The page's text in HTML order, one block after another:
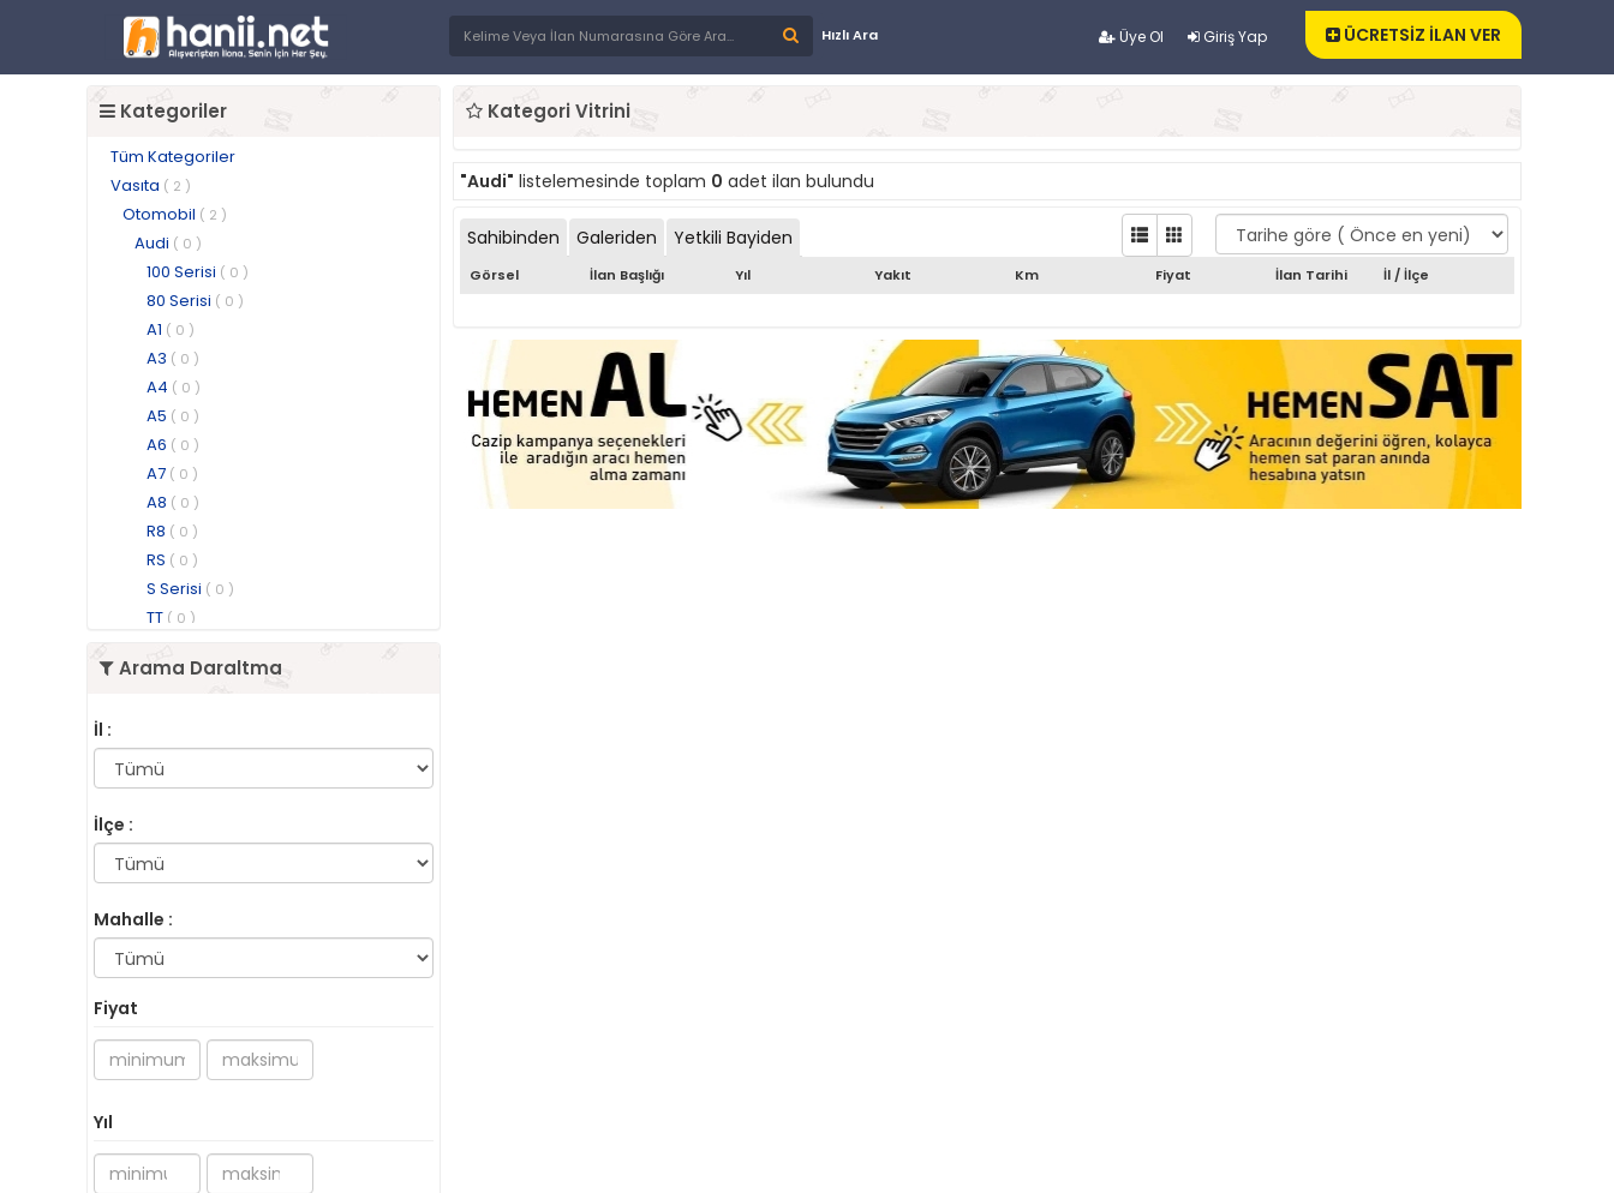
Üye Ol Giriş Yap
Hızlı Ara ÜCRETSİZ İLAN VER
Kategoriler
Tüm Kategoriler
Vasıta ( 2 )
Otomobil ( 2 )
Audi ( 0 )
100 Serisi ( 0 )
80 Serisi ( 0 )
A1 ( 0 )
A3 ( 0 )
A4 ( 0 )
A5 ( 0 )
A6 ( 0 )
A7 ( 0 )
A8 ( 0 )
R8 ( 0 )
RS ( 0 )
S Serisi ( 0 )
TT ( 0 )
Arama Daraltma
İl :
İlçe :
Mahalle :
Fiyat
Yıl
Kategori Vitrini
"Audi" listelemesinde toplam 0 adet ilan bulundu
Sahibinden Galeriden Yetkili Bayiden
Görsel İlan Başlığı Yıl Yakıt Km Fiyat İlan Tarihi İl / İlçe